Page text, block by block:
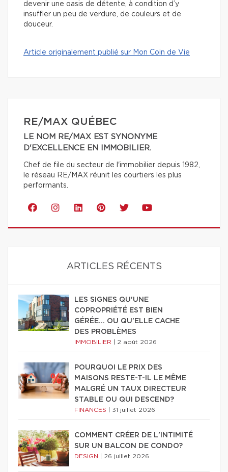
devenir une oasis de détente, à condition d’y
insuffler un peu de verdure, de couleurs et de
douceur.
Article originalement publié sur Mon Coin de Vie
RE/MAX QUÉBEC
LE NOM RE/MAX EST SYNONYME
D'EXCELLENCE EN IMMOBILIER.
Chef de file du secteur de l'immobilier depuis 1982,
le réseau RE/MAX réunit les courtiers les plus
performants.
ARTICLES RÉCENTS
LES SIGNES QU'UNE
COPROPRIÉTÉ EST BIEN
GÉRÉE… OU QU'ELLE CACHE
DES PROBLÈMES
IMMOBILIER 2 août 2026
POURQUOI LE PRIX DES
MAISONS RESTE-T-IL LE MÊME
MALGRÉ UN TAUX DIRECTEUR
STABLE OU QUI DESCEND?
FINANCES 31 juillet 2026
COMMENT CRÉER DE L'INTIMITÉ
SUR UN BALCON DE CONDO?
DESIGN 26 juillet 2026